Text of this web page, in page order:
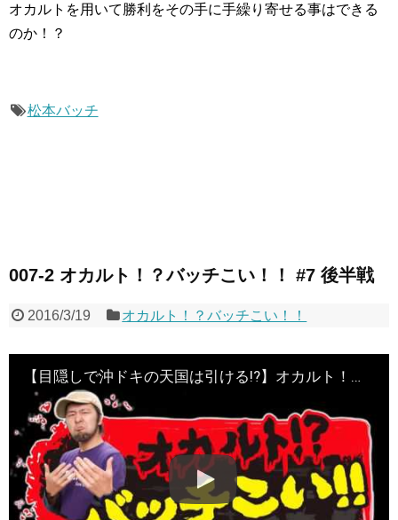
オカルトを用いて勝利をその手に手繰り寄せる事はできる
のか！？
松本バッチ
007-2 オカルト！？バッチこい！！ #7 後半戦
2016/3/19 オカルト！？バッチこい！！
【目隠しで沖ドキの天国は引ける!?】オカルト！？バッチこい！！第7回 後半戦《松本バッチ×鬼Dイッチー》［パチスロ・スロット］